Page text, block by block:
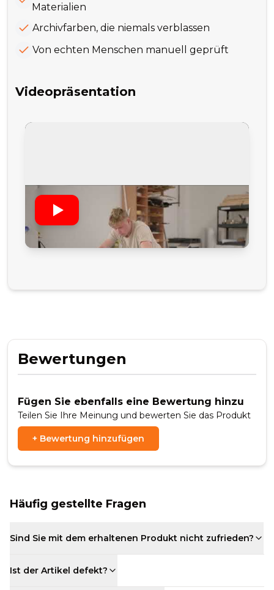
Materialien
Archivfarben, die niemals verblassen
Von echten Menschen manuell geprüft
Videopräsentation
Bewertungen
Fügen Sie ebenfalls eine Bewertung hinzu
Teilen Sie Ihre Meinung und bewerten Sie das Produkt
+ Bewertung hinzufügen
Häufig gestellte Fragen
Sind Sie mit dem erhaltenen Produkt nicht zufrieden?
Ist der Artikel defekt?